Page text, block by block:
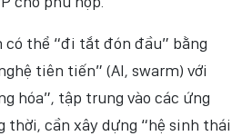
có thể “đi tắt đón đầu” bằng
tiên tiến” (AI, swarm) với
hóa”, tập trung vào các ứng
thời, cần xây dựng “hệ sinh thái